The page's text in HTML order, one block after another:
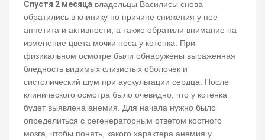
Спустя 2 месяца владельцы Василисы снова
обратились в клинику по причине снижения у нее
аппетита и активности, а также обратили внимание на
изменение цвета мочки носа у котенка. При
физикальном осмотре были обнаружены выраженная
бледность видимых слизистых оболочек и
систолический шум при аускультации сердца. После
клинического осмотра было очевидно, что у котенка
будет выявлена анемия. Для начала нужно было
определиться с регенераторным ответом костного
мозга, чтобы понять, какого характера анемия у